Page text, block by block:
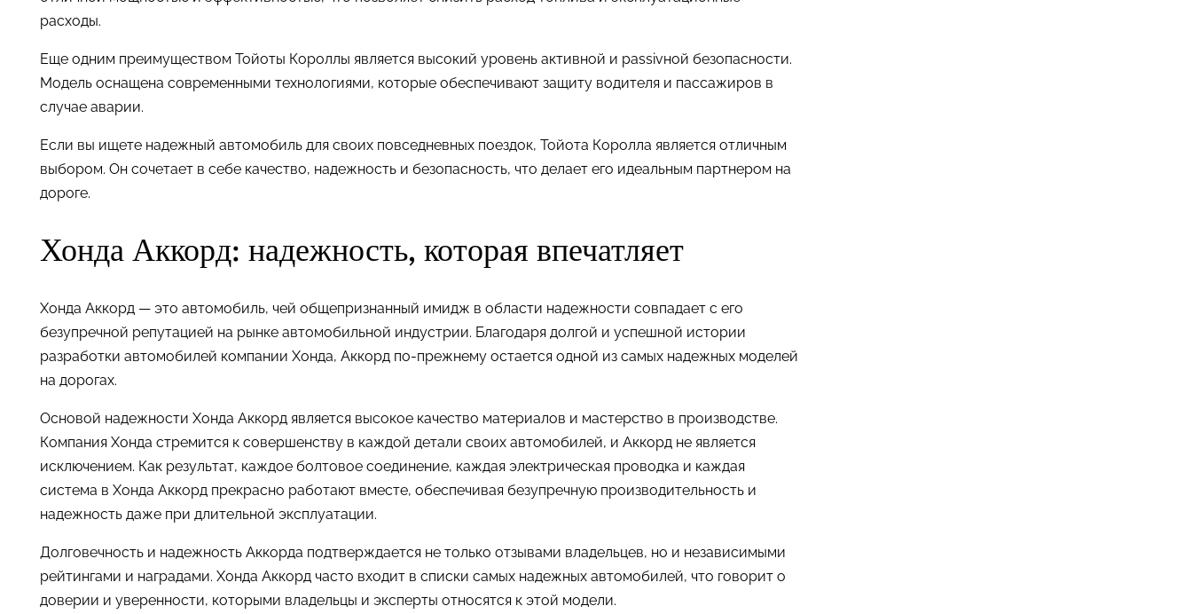
расходы.
Еще одним преимуществом Тойоты Короллы является высокий уровень активной и passivной безопасности.
Модель оснащена современными технологиями, которые обеспечивают защиту водителя и пассажиров в
случае аварии.
Если вы ищете надежный автомобиль для своих повседневных поездок, Тойота Королла является отличным
выбором. Он сочетает в себе качество, надежность и безопасность, что делает его идеальным партнером на
дороге.
Хонда Аккорд: надежность, которая впечатляет
Хонда Аккорд — это автомобиль, чей общепризнанный имидж в области надежности совпадает с его
безупречной репутацией на рынке автомобильной индустрии. Благодаря долгой и успешной истории
разработки автомобилей компании Хонда, Аккорд по-прежнему остается одной из самых надежных моделей
на дорогах.
Основой надежности Хонда Аккорд является высокое качество материалов и мастерство в производстве.
Компания Хонда стремится к совершенству в каждой детали своих автомобилей, и Аккорд не является
исключением. Как результат, каждое болтовое соединение, каждая электрическая проводка и каждая
система в Хонда Аккорд прекрасно работают вместе, обеспечивая безупречную производительность и
надежность даже при длительной эксплуатации.
Долговечность и надежность Аккорда подтверждается не только отзывами владельцев, но и независимыми
рейтингами и наградами. Хонда Аккорд часто входит в списки самых надежных автомобилей, что говорит о
доверии и уверенности, которыми владельцы и эксперты относятся к этой модели.